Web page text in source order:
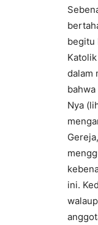
begitu
dalam
Nya
ini.